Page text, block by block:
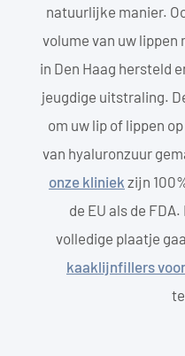
natuurlijke manier.
volume van uw
in Den Haag hersteld
jeugdige uitstraling.
om uw lip of lippen
van hyaluronzuur
onze kliniek zijn
de EU als de
volledige plaatje
kaaklijnfillers